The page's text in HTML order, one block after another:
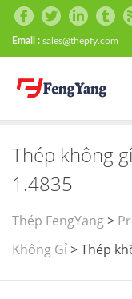
Email : sales@thepfy.com
Thép không
1.4835
Thép FengYang>
Không Gỉ>Thép